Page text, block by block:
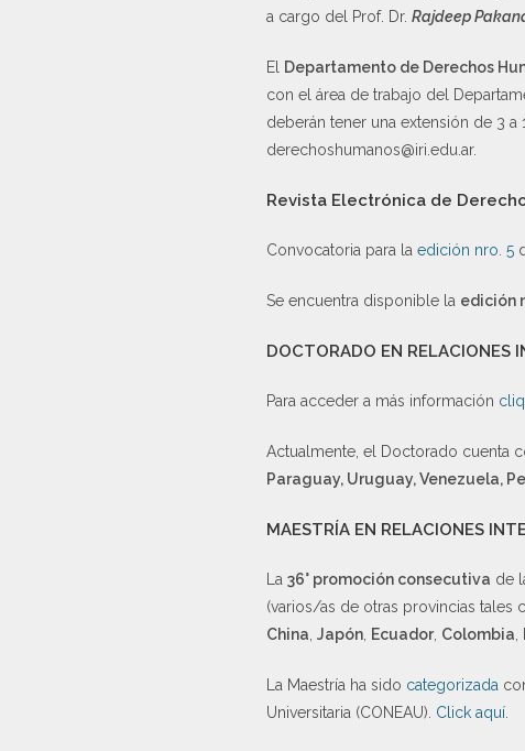
a cargo del Prof. Dr. Rajdeep
El Departamento de Derechos
con el área de trabajo del
deberán tener una extensión de 3
derechoshumanos@iri.edu.ar.
Revista Electrónica de
Convocatoria para la edición nro. 5
Se encuentra disponible la edición
DOCTORADO EN RELACIONES
Para acceder a más información
Actualmente, el Doctorado cuenta
Paraguay, Uruguay, Venezuela,
MAESTRÍA EN RELACIONES
La 36° promoción consecutiva de
(varios/as de otras provincias tales
China, Japón, Ecuador, Colombia,
La Maestría ha sido categorizada
Universitaria (CONEAU). Click aquí.